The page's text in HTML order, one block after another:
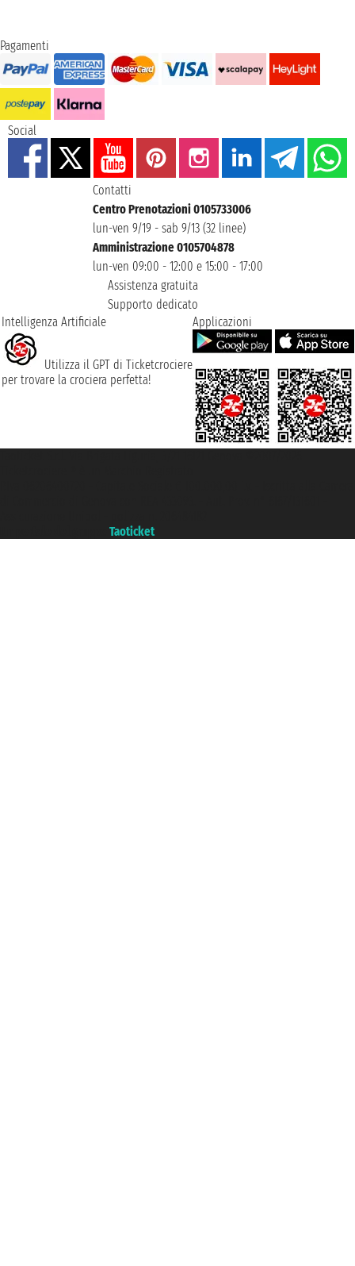
Pagamenti
Social
Contatti
Centro Prenotazioni 0105733006
lun-ven 9/19 - sab 9/13 (32 linee)
Amministrazione 0105704878
lun-ven 09:00 - 12:00 e 15:00 - 17:00
Assistenza gratuita
Supporto dedicato
Intelligenza Artificiale
Utilizza il GPT di Ticketcrociere
per trovare la crociera perfetta!
Applicazioni
Taoticket